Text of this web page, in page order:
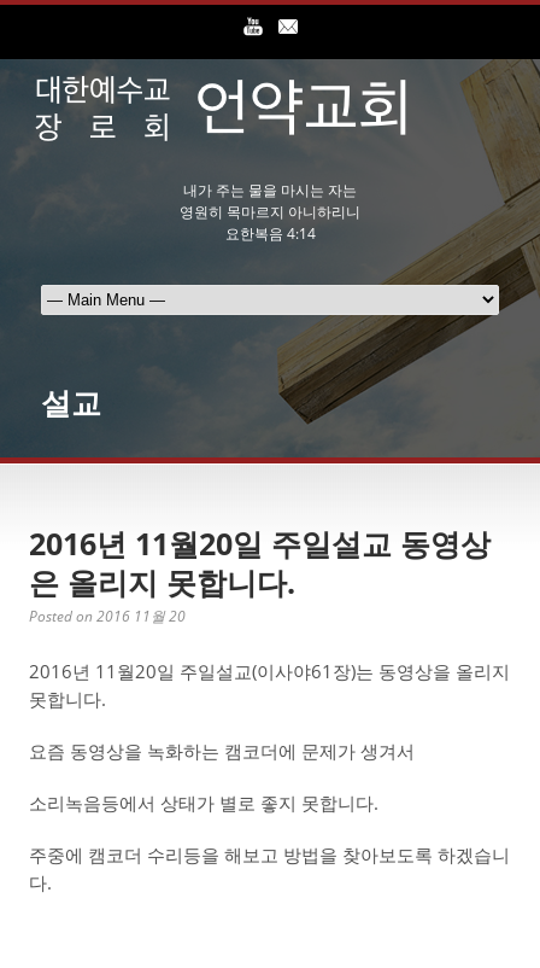
내가 주는 물을 마시는 자는
영원히 목마르지 아니하리니
요한복음 4:14
설교
2016년 11월20일 주일설교 동영상
은 올리지 못합니다.
Posted on 2016 11월 20
2016년 11월20일 주일설교(이사야61장)는 동영상을 올리지
못합니다.
요즘 동영상을 녹화하는 캠코더에 문제가 생겨서
소리녹음등에서 상태가 별로 좋지 못합니다.
주중에 캠코더 수리등을 해보고 방법을 찾아보도록 하겠습니
다.